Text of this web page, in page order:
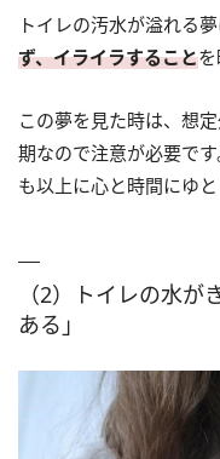
トイレの汚水が溢れる夢
ず、イライラすること
この夢を見た時は、想
期なので注意が必要で
も以上に心と時間にゆ
（2）トイレの水
ある」